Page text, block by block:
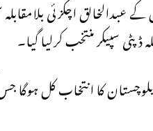
اچکزئی بلامقابلہ
ڈپٹی سپیکر منتخب کرلیا گیا۔